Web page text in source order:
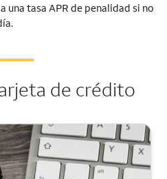
una tasa APR de penalidad si no
de crédito